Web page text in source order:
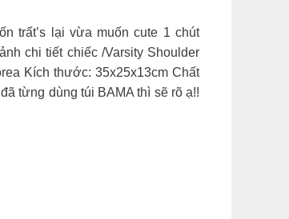
trất’s lại vừa muốn cute 1 chút
chi tiết chiếc /Varsity Shoulder
Kích thước: 35x25x13cm Chất
từng dùng túi BAMA thì sẽ rõ ạ!!